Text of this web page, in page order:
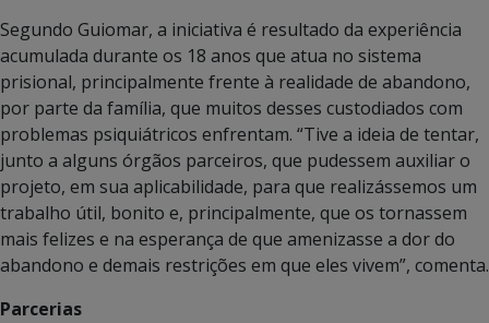
Segundo Guiomar, a iniciativa é resultado da experiência
acumulada durante os 18 anos que atua no sistema
prisional, principalmente frente à realidade de abandono,
por parte da família, que muitos desses custodiados com
problemas psiquiátricos enfrentam. “Tive a ideia de tentar,
junto a alguns órgãos parceiros, que pudessem auxiliar o
projeto, em sua aplicabilidade, para que realizássemos um
trabalho útil, bonito e, principalmente, que os tornassem
mais felizes e na esperança de que amenizasse a dor do
abandono e demais restrições em que eles vivem”, comenta.
Parcerias